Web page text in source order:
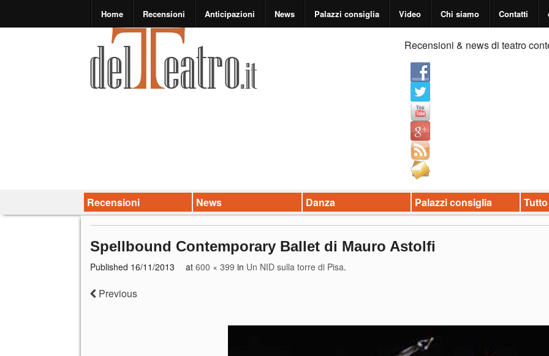
Home Recensioni Anticipazioni News Palazzi consiglia Video Chi siamo Contatti
Recensioni & news di teatro
Recensioni News Danza Palazzi consiglia
Spellbound Contemporary Ballet di Mauro Astolfi
Published 16/11/2013 at 600 × 399 in Un NID sulla torre di Pisa.
Previous